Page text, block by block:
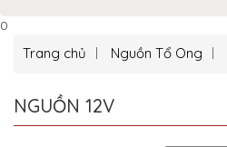
0
Trang chủ Nguồn Tổ Ong
NGUỒN 12V